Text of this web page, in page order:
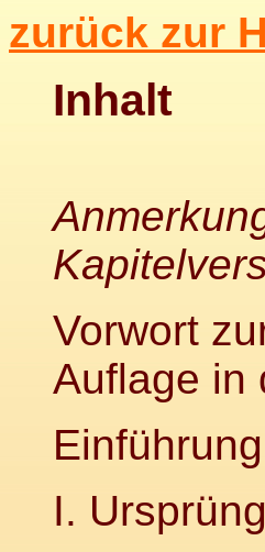
zurück zur
Inhalt
Vorwort
Auflage in
Einführung
I.